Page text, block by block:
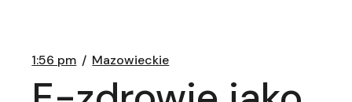
1:56 pm Mazowieckie